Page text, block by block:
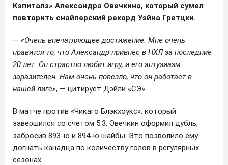
Кэпиталз» Александра Овечкина, который сумел
повторить снайперский рекорд Уэйна Гретцки.
— «Очень впечатляющее достижение. Мне очень
нравится то, что Александр привнес в НХЛ за последние
20 лет. Он страстно любит игру, и его энтузиазм
заразителен. Нам очень повезло, что он работает в
нашей лиге», — цитирует Дэйли «СЭ».
В матче против «Чикаго Блэкхоукс», который
завершился со счетом 5:3, Овечкин оформил дубль,
забросив 893-ю и 894-ю шайбы. Это позволило ему
догнать канадца по количеству голов в регулярных
сезонах.